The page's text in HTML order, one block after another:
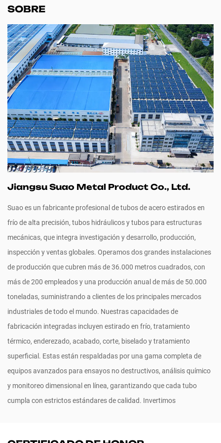
SOBRE
Jiangsu Suao Metal Product Co., Ltd.
Suao es un fabricante profesional de tubos de acero estirados en
frío de alta precisión, tubos hidráulicos y tubos para estructuras
mecánicas, que integra investigación y desarrollo, producción,
inspección y ventas globales. Operamos dos grandes instalaciones
de producción que cubren más de 36.000 metros cuadrados, con
más de 200 empleados y una producción anual de más de 50.000
toneladas, suministrando a clientes de los principales mercados
industriales de todo el mundo. Nuestras capacidades de
fabricación integradas incluyen estirado en frío, tratamiento
térmico, enderezado, acabado, corte, biselado y tratamiento
superficial. Estas están respaldadas por una gama completa de
equipos avanzados para ensayos no destructivos, análisis químico
y monitoreo dimensional en línea, garantizando que cada tubo
cumpla con estrictos estándares de calidad. Invertimos